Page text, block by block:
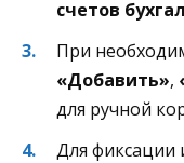
счетов
При
«Добавить»,
для ручной
Для фиксации